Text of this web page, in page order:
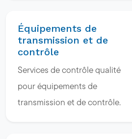
Équipements de
transmission et de
contrôle
Services de contrôle qualité
pour équipements de
transmission et de contrôle.